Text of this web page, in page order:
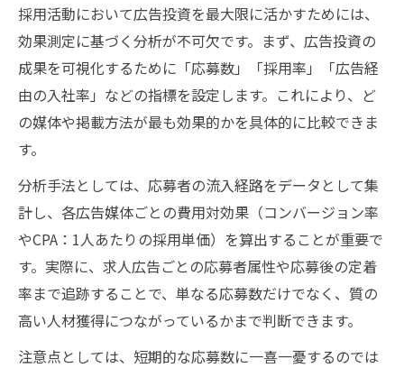
採用活動において広告投資を最大限に活かすためには、
効果測定に基づく分析が不可欠です。まず、広告投資の
成果を可視化するために「応募数」「採用率」「広告経
由の入社率」などの指標を設定します。これにより、ど
の媒体や掲載方法が最も効果的かを具体的に比較できま
す。
分析手法としては、応募者の流入経路をデータとして集
計し、各広告媒体ごとの費用対効果（コンバージョン率
やCPA：1人あたりの採用単価）を算出することが重要で
す。実際に、求人広告ごとの応募者属性や応募後の定着
率まで追跡することで、単なる応募数だけでなく、質の
高い人材獲得につながっているかまで判断できます。
注意点としては、短期的な応募数に一喜一憂するのでは